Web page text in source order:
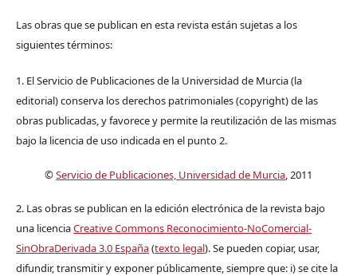
Las obras que se publican en esta revista están sujetas a los
siguientes términos:
1. El Servicio de Publicaciones de la Universidad de Murcia (la
editorial) conserva los derechos patrimoniales (copyright) de las
obras publicadas, y favorece y permite la reutilización de las mismas
bajo la licencia de uso indicada en el punto 2.
©Servicio de Publicaciones, Universidad de Murcia, 2011
2. Las obras se publican en la edición electrónica de la revista bajo
una licenciaCreative Commons Reconocimiento-NoComercial-
SinObraDerivada 3.0 España(texto legal). Se pueden copiar, usar,
difundir, transmitir y exponer públicamente, siempre que: i) se cite la